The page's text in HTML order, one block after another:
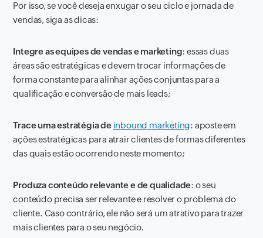
Por isso, se você deseja enxugar o seu ciclo e jornada de
vendas, siga as dicas:
Integre as equipes de vendas e marketing: essas duas
áreas são estratégicas e devem trocar informações de
forma constante para alinhar ações conjuntas para a
qualificação e conversão de mais leads;
Trace uma estratégia de inbound marketing: aposte em
ações estratégicas para atrair clientes de formas diferentes
das quais estão ocorrendo neste momento;
Produza conteúdo relevante e de qualidade: o seu
conteúdo precisa ser relevante e resolver o problema do
cliente. Caso contrário, ele não será um atrativo para trazer
mais clientes para o seu negócio.